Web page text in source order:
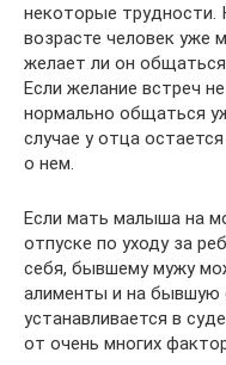
некоторые трудности.
возрасте человек уже
желает ли он
Если желание встреч
нормально общаться
случае у отца
о нем.
Если мать малыша на
отпуске по уходу за
себя, бывшему мужу
алименты и на бывшую
устанавливается в
от очень многих